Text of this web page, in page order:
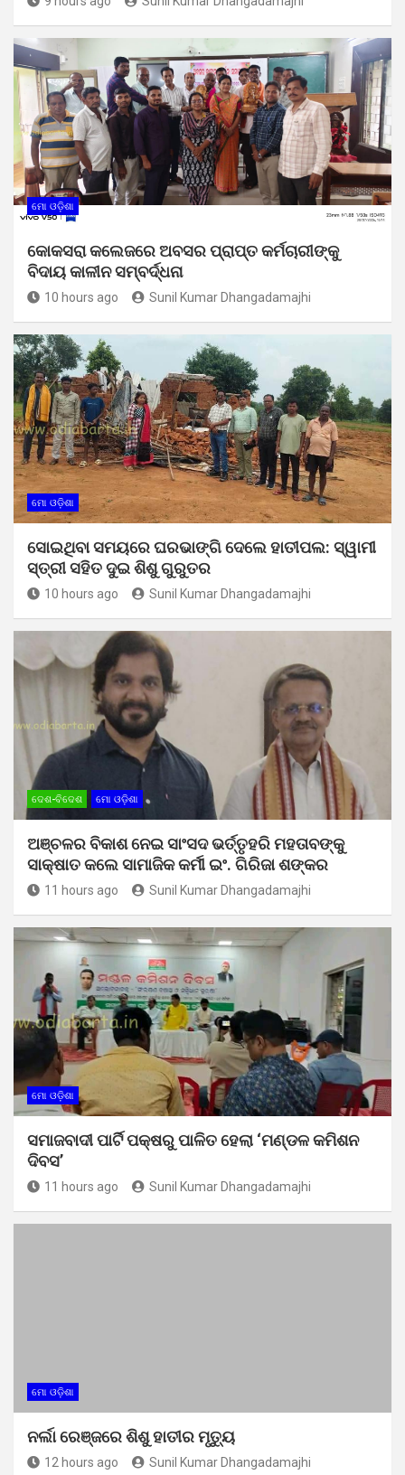
ମୋ ଓଡ଼ିଶା
କୋକସରା କଲେଜରେ ଅବସର ପ୍ରାପ୍ତ କର୍ମଚାରୀଙ୍କୁ
ବିଦାୟ କାଳୀନ ସମ୍ବର୍ଦ୍ଧନା
10 hours ago Sunil Kumar Dhangadamajhi
ମୋ ଓଡ଼ିଶା
ସୋଇଥିବା ସମୟରେ ଘରଭାଙ୍ଗି ଦେଲେ ହାତୀପଲ: ସ୍ୱାମୀ
ସ୍ତ୍ରୀ ସହିତ ଦୁଇ ଶିଶୁ ଗୁରୁତର
10 hours ago Sunil Kumar Dhangadamajhi
ଦେଶ-ବିଦେଶ ମୋ ଓଡ଼ିଶା
ଅଞ୍ଚଳର ବିକାଶ ନେଇ ସାଂସଦ ଭର୍ତ୍ତୃହରି ମହତାବଙ୍କୁ
ସାକ୍ଷାତ କଲେ ସାମାଜିକ କର୍ମୀ ଇଂ. ଗିରିଜା ଶଙ୍କର
11 hours ago Sunil Kumar Dhangadamajhi
ମୋ ଓଡ଼ିଶା
ସମାଜବାଦୀ ପାର୍ଟି ପକ୍ଷରୁ ପାଳିତ ହେଲା ‘ମଣ୍ଡଳ କମିଶନ
ଦିବସ’
11 hours ago Sunil Kumar Dhangadamajhi
ମୋ ଓଡ଼ିଶା
ନର୍ଲା ରେଞ୍ଜରେ ଶିଶୁ ହାତୀର ମୃତ୍ୟୁ
12 hours ago Sunil Kumar Dhangadamajhi